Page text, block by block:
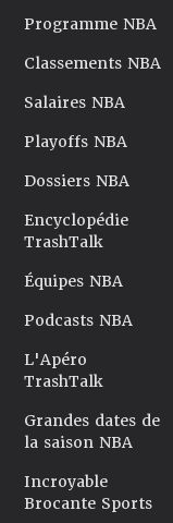
Programme NBA
Classements NBA
Salaires NBA
Playoffs NBA
Dossiers NBA
Encyclopédie
TrashTalk
Équipes NBA
Podcasts NBA
L'Apéro
TrashTalk
Grandes dates de
la saison NBA
Incroyable
Brocante Sports